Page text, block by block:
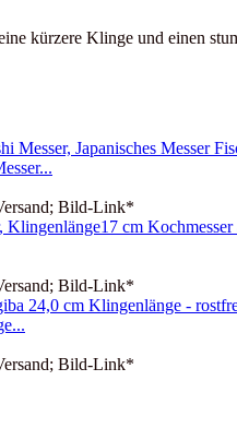
kürzere Klinge und einen
Bild-Link*
Bild-Link*
Bild-Link*